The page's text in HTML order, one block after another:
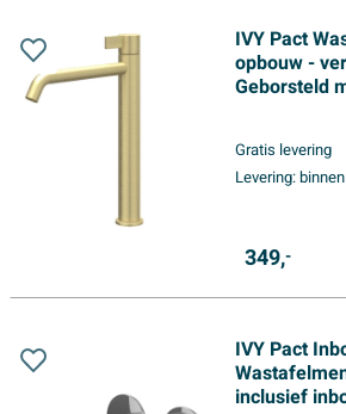
IVY Pact
opbouw -
Geborsteld
Gratis levering
Levering:
349,-
IVY Pact
inclusief